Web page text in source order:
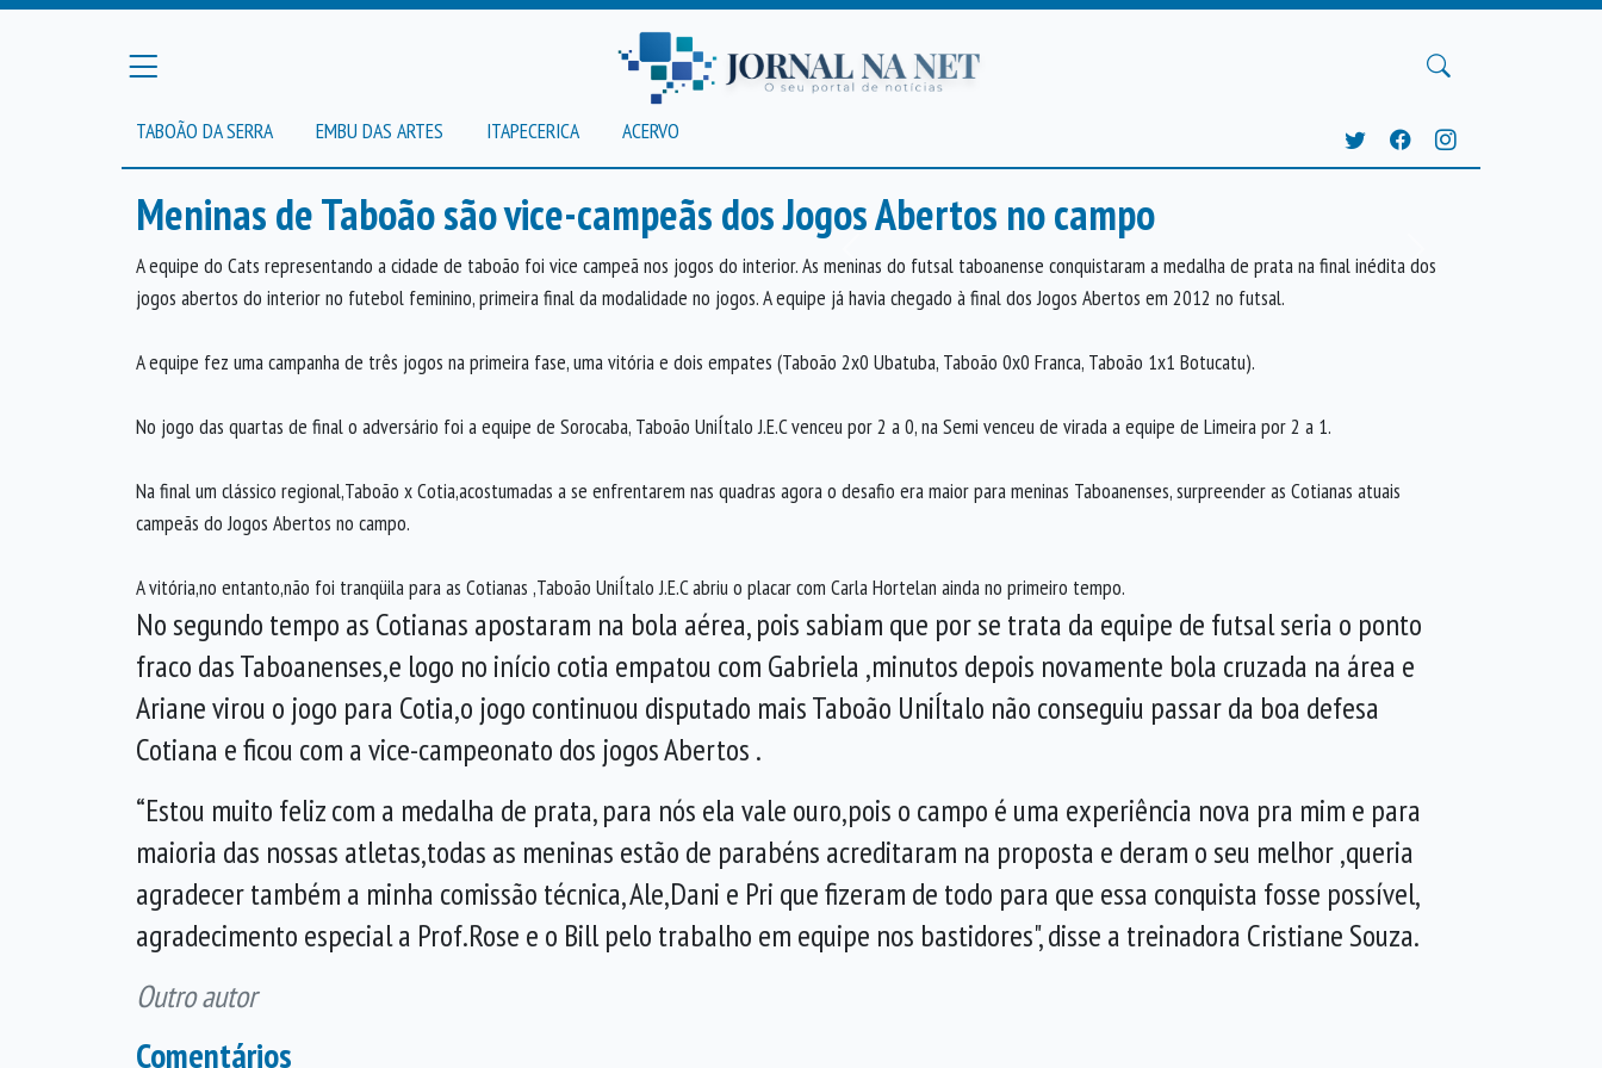
TABOÃO DA SERRA EMBU DAS ARTES ITAPECERICA ACERVO
Meninas de Taboão são vice-campeãs dos Jogos Abertos no campo
Anterior Próxima
A equipe do Cats representando a cidade de taboão foi vice campeã nos jogos do interior. As meninas do futsal taboanense conquistaram a medalha de prata na final inédita dos
jogos abertos do interior no futebol feminino, primeira final da modalidade no jogos. A equipe já havia chegado à final dos Jogos Abertos em 2012 no futsal.
A equipe fez uma campanha de três jogos na primeira fase, uma vitória e dois empates (Taboão 2x0 Ubatuba, Taboão 0x0 Franca, Taboão 1x1 Botucatu).
No jogo das quartas de final o adversário foi a equipe de Sorocaba, Taboão UniÍtalo J.E.C venceu por 2 a 0, na Semi venceu de virada a equipe de Limeira por 2 a 1.
Na final um clássico regional,Taboão x Cotia,acostumadas a se enfrentarem nas quadras agora o desafio era maior para meninas Taboanenses, surpreender as Cotianas atuais
campeãs do Jogos Abertos no campo.
A vitória,no entanto,não foi tranqüila para as Cotianas ,Taboão UniÍtalo J.E.C abriu o placar com Carla Hortelan ainda no primeiro tempo.
No segundo tempo as Cotianas apostaram na bola aérea, pois sabiam que por se trata da equipe de futsal seria o ponto
fraco das Taboanenses,e logo no início cotia empatou com Gabriela ,minutos depois novamente bola cruzada na área e
Ariane virou o jogo para Cotia,o jogo continuou disputado mais Taboão UniÍtalo não conseguiu passar da boa defesa
Cotiana e ficou com a vice-campeonato dos jogos Abertos .
“Estou muito feliz com a medalha de prata, para nós ela vale ouro,pois o campo é uma experiência nova pra mim e para
maioria das nossas atletas,todas as meninas estão de parabéns acreditaram na proposta e deram o seu melhor ,queria
agradecer também a minha comissão técnica, Ale,Dani e Pri que fizeram de todo para que essa conquista fosse possível,
agradecimento especial a Prof.Rose e o Bill pelo trabalho em equipe nos bastidores", disse a treinadora Cristiane Souza.
Outro autor
Comentários